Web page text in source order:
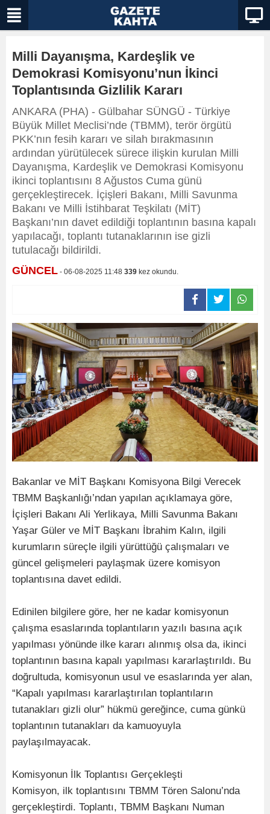
Milli Dayanışma, Kardeşlik ve
Demokrasi Komisyonu’nun İkinci
Toplantısında Gizlilik Kararı
ANKARA (PHA) - Gülbahar SÜNGÜ - Türkiye
Büyük Millet Meclisi’nde (TBMM), terör örgütü
PKK’nın fesih kararı ve silah bırakmasının
ardından yürütülecek sürece ilişkin kurulan Milli
Dayanışma, Kardeşlik ve Demokrasi Komisyonu
ikinci toplantısını 8 Ağustos Cuma günü
gerçekleştirecek. İçişleri Bakanı, Milli Savunma
Bakanı ve Milli İstihbarat Teşkilatı (MİT)
Başkanı’nın davet edildiği toplantının basına kapalı
yapılacağı, toplantı tutanaklarının ise gizli
tutulacağı bildirildi.
GÜNCEL - 06-08-2025 11:48 339 kez okundu.
Bakanlar ve MİT Başkanı Komisyona Bilgi Verecek
TBMM Başkanlığı’ndan yapılan açıklamaya göre,
İçişleri Bakanı Ali Yerlikaya, Milli Savunma Bakanı
Yaşar Güler ve MİT Başkanı İbrahim Kalın, ilgili
kurumların süreçle ilgili yürüttüğü çalışmaları ve
güncel gelişmeleri paylaşmak üzere komisyon
toplantısına davet edildi.
Edinilen bilgilere göre, her ne kadar komisyonun
çalışma esaslarında toplantıların yazılı basına açık
yapılması yönünde ilke kararı alınmış olsa da, ikinci
toplantının basına kapalı yapılması kararlaştırıldı. Bu
doğrultuda, komisyonun usul ve esaslarında yer alan,
“Kapalı yapılması kararlaştırılan toplantıların
tutanakları gizli olur” hükmü gereğince, cuma günkü
toplantının tutanakları da kamuoyuyla
paylaşılmayacak.
Komisyonun İlk Toplantısı Gerçekleşti
Komisyon, ilk toplantısını TBMM Tören Salonu’nda
gerçekleştirdi. Toplantı, TBMM Başkanı Numan